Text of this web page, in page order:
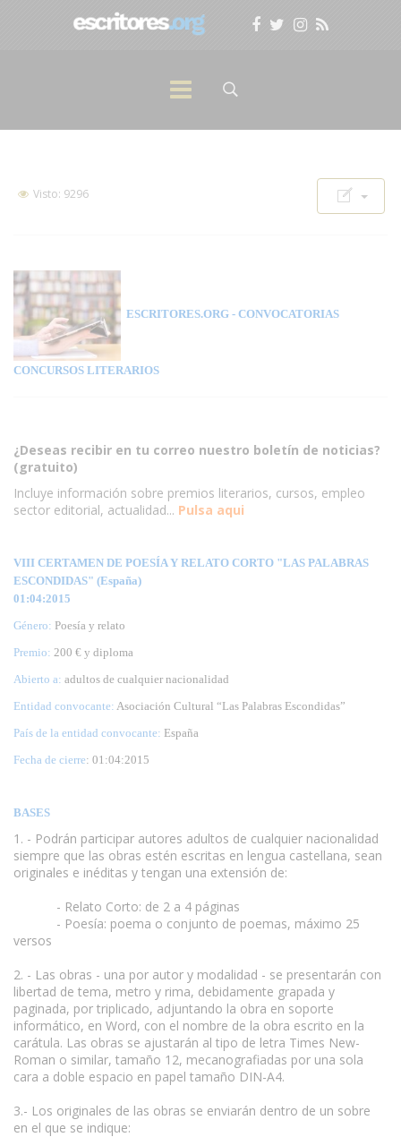
Visto: 9296
ESCRITORES.ORG - CONVOCATORIAS
CONCURSOS LITERARIOS
¿Deseas recibir en tu correo nuestro boletín de noticias?
(gratuito)
Incluye información sobre premios literarios, cursos, empleo
sector editorial, actualidad... Pulsa aqui
VIII CERTAMEN DE POESÍA Y RELATO CORTO "LAS PALABRAS
ESCONDIDAS" (España)
01:04:2015
Género: Poesía y relato
Premio: 200 € y diploma
Abierto a: adultos de cualquier nacionalidad
Entidad convocante: Asociación Cultural “Las Palabras Escondidas”
País de la entidad convocante: España
Fecha de cierre: 01:04:2015
BASES
1. - Podrán participar autores adultos de cualquier nacionalidad
siempre que las obras estén escritas en lengua castellana, sean
originales e inéditas y tengan una extensión de:
- Relato Corto: de 2 a 4 páginas
- Poesía: poema o conjunto de poemas, máximo 25
versos
2. - Las obras - una por autor y modalidad - se presentarán con
libertad de tema, metro y rima, debidamente grapada y
paginada, por triplicado, adjuntando la obra en soporte
informático, en Word, con el nombre de la obra escrito en la
carátula. Las obras se ajustarán al tipo de letra Times New-
Roman o similar, tamaño 12, mecanografiadas por una sola
cara a doble espacio en papel tamaño DIN-A4.
3.- Los originales de las obras se enviarán dentro de un sobre
en el que se indique: